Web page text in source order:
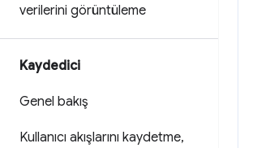
verilerini görüntüleme
Kaydedici
Genel bakış
Kullanıcı akışlarını kaydetme,